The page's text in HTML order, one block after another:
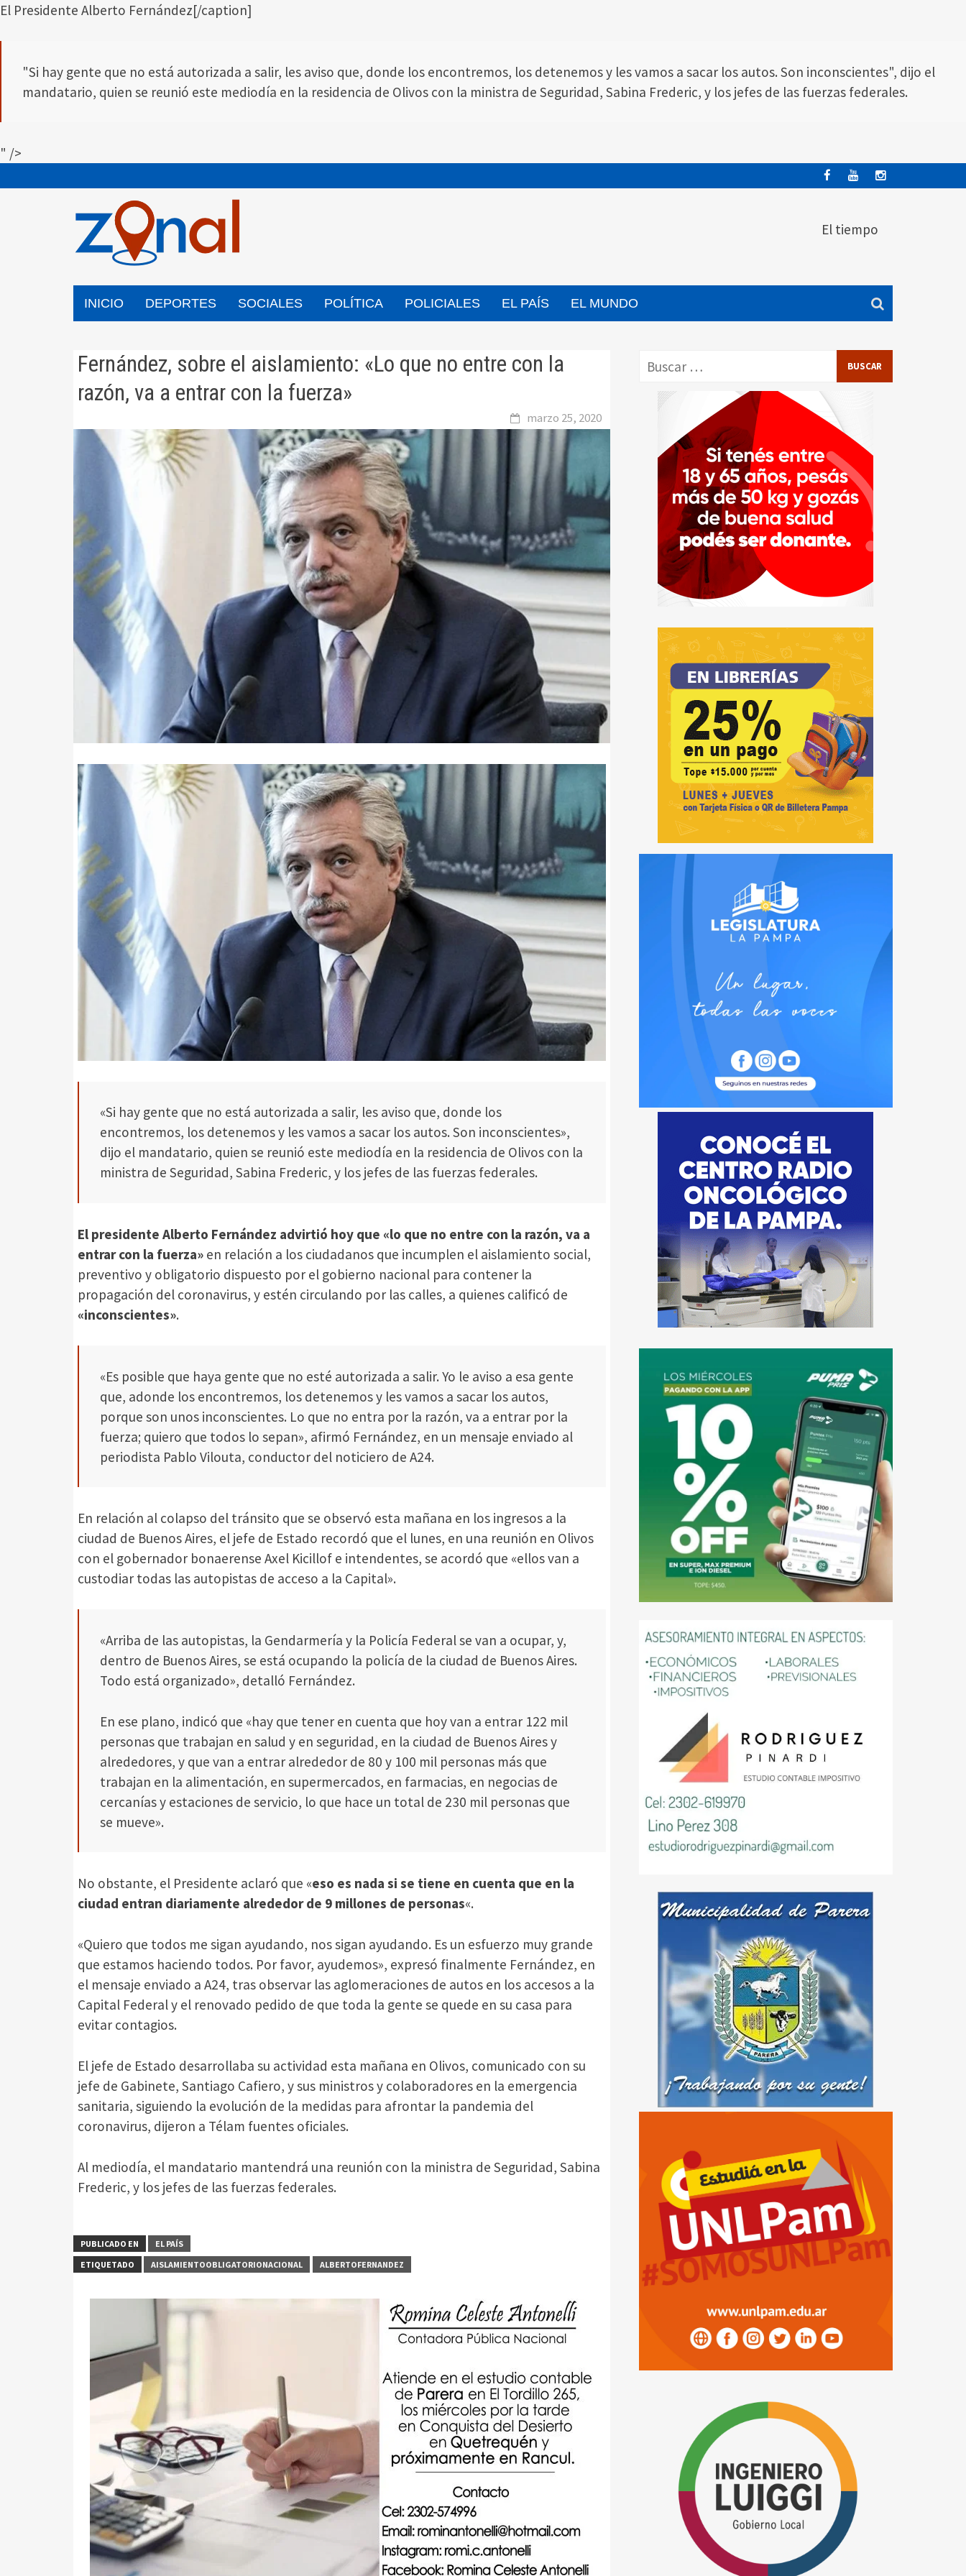
El Presidente Alberto Fernández[/caption]
"Si hay gente que no está autorizada a salir, les aviso que, donde los encontremos, los detenemos y les vamos a sacar los autos. Son inconscientes", dijo el
mandatario, quien se reunió este mediodía en la residencia de Olivos con la ministra de Seguridad, Sabina Frederic, y los jefes de las fuerzas federales.
" />
al
El tiempo
INICIO DEPORTES SOCIALES POLÍTICA POLICIALES EL PAÍS EL MUNDO
Fernández, sobre el aislamiento: «Lo que no entre con la
razón, va a entrar con la fuerza»
marzo 25, 2020
«Si hay gente que no está autorizada a salir, les aviso que, donde los
encontremos, los detenemos y les vamos a sacar los autos. Son inconscientes»,
dijo el mandatario, quien se reunió este mediodía en la residencia de Olivos con la
ministra de Seguridad, Sabina Frederic, y los jefes de las fuerzas federales.
El presidente Alberto Fernández advirtió hoy que «lo que no entre con la razón, va a
entrar con la fuerza» en relación a los ciudadanos que incumplen el aislamiento social,
preventivo y obligatorio dispuesto por el gobierno nacional para contener la
propagación del coronavirus, y estén circulando por las calles, a quienes calificó de
«inconscientes».
«Es posible que haya gente que no esté autorizada a salir. Yo le aviso a esa gente
que, adonde los encontremos, los detenemos y les vamos a sacar los autos,
porque son unos inconscientes. Lo que no entra por la razón, va a entrar por la
fuerza; quiero que todos lo sepan», afirmó Fernández, en un mensaje enviado al
periodista Pablo Vilouta, conductor del noticiero de A24.
En relación al colapso del tránsito que se observó esta mañana en los ingresos a la
ciudad de Buenos Aires, el jefe de Estado recordó que el lunes, en una reunión en Olivos
con el gobernador bonaerense Axel Kicillof e intendentes, se acordó que «ellos van a
custodiar todas las autopistas de acceso a la Capital».
«Arriba de las autopistas, la Gendarmería y la Policía Federal se van a ocupar, y,
dentro de Buenos Aires, se está ocupando la policía de la ciudad de Buenos Aires.
Todo está organizado», detalló Fernández.
En ese plano, indicó que «hay que tener en cuenta que hoy van a entrar 122 mil
personas que trabajan en salud y en seguridad, en la ciudad de Buenos Aires y
alrededores, y que van a entrar alrededor de 80 y 100 mil personas más que
trabajan en la alimentación, en supermercados, en farmacias, en negocias de
cercanías y estaciones de servicio, lo que hace un total de 230 mil personas que
se mueve».
No obstante, el Presidente aclaró que «eso es nada si se tiene en cuenta que en la
ciudad entran diariamente alrededor de 9 millones de personas«.
«Quiero que todos me sigan ayudando, nos sigan ayudando. Es un esfuerzo muy grande
que estamos haciendo todos. Por favor, ayudemos», expresó finalmente Fernández, en
el mensaje enviado a A24, tras observar las aglomeraciones de autos en los accesos a la
Capital Federal y el renovado pedido de que toda la gente se quede en su casa para
evitar contagios.
El jefe de Estado desarrollaba su actividad esta mañana en Olivos, comunicado con su
jefe de Gabinete, Santiago Cafiero, y sus ministros y colaboradores en la emergencia
sanitaria, siguiendo la evolución de la medidas para afrontar la pandemia del
coronavirus, dijeron a Télam fuentes oficiales.
Al mediodía, el mandatario mantendrá una reunión con la ministra de Seguridad, Sabina
Frederic, y los jefes de las fuerzas federales.
PUBLICADO EN
EL PAÍS
ETIQUETADO
AISLAMIENTOOBLIGATORIONACIONAL ALBERTOFERNANDEZ
Buscar: